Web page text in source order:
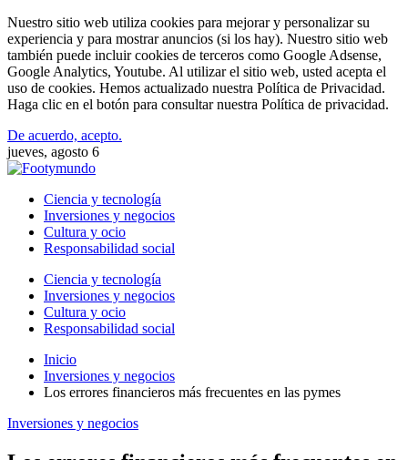
Nuestro sitio web utiliza cookies para mejorar y personalizar su
experiencia y para mostrar anuncios (si los hay). Nuestro sitio web
también puede incluir cookies de terceros como Google Adsense,
Google Analytics, Youtube. Al utilizar el sitio web, usted acepta el
uso de cookies. Hemos actualizado nuestra Política de Privacidad.
Haga clic en el botón para consultar nuestra Política de privacidad.
De acuerdo, acepto.
jueves, agosto 6
Ciencia y tecnología
Inversiones y negocios
Cultura y ocio
Responsabilidad social
Ciencia y tecnología
Inversiones y negocios
Cultura y ocio
Responsabilidad social
Inicio
Inversiones y negocios
Los errores financieros más frecuentes en las pymes
Inversiones y negocios